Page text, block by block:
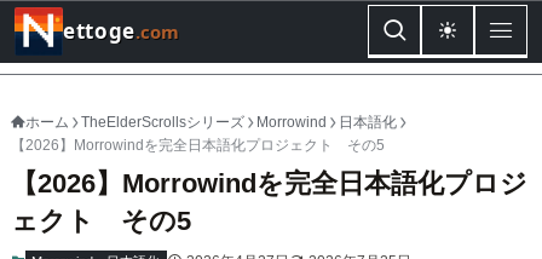
ettoge.com
ホーム TheElderScrollsシリーズ Morrowind
日本語化
【2026】Morrowindを完全日本語化プロジェクト その5
【2026】Morrowindを完全日本語化プロジ
ェクト その5